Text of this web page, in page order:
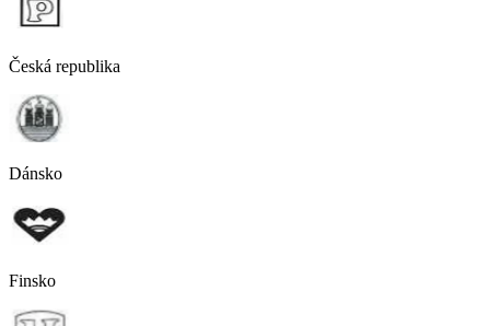
Česká republika
Dánsko
Finsko